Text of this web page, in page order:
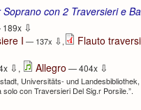
con 2 Traversieri e
⇩
I — 137x ⇩, Flauto
⇩ , Allegro — 404x ⇩
Universitäts- und
con Traversieri Del Sig.r Porsile.”.